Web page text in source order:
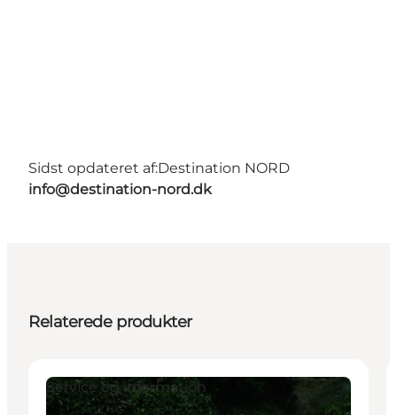
Sidst opdateret af:Destination NORD
info@destination-nord.dk
Relaterede produkter
Service og information